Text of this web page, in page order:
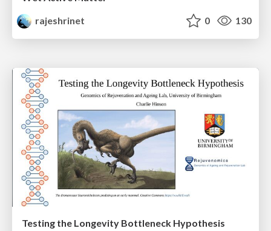
rajeshrinet
0 130
Testing the Longevity Bottleneck Hypothesis